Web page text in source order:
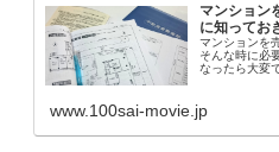
マンション
に知ってお
マンションを
そんな時に必
なったら大変
www.100sai-movie.jp